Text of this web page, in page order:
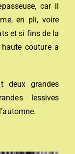
car il
en pli, voire
et si fins de la
couture a
deux grandes
lessives